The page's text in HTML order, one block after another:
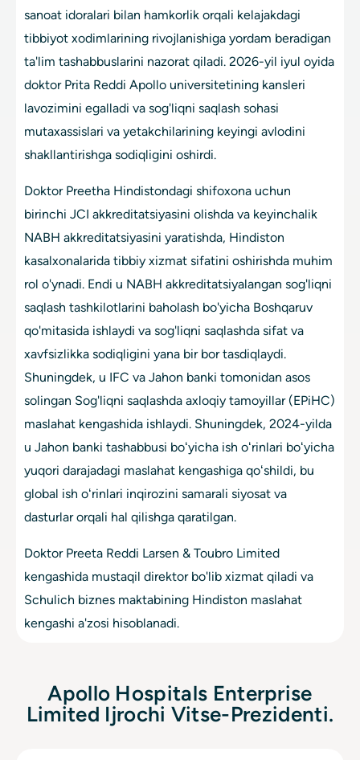
sanoat idoralari bilan hamkorlik orqali kelajakdagi
tibbiyot xodimlarining rivojlanishiga yordam beradigan
ta'lim tashabbuslarini nazorat qiladi. 2026-yil iyul oyida
doktor Prita Reddi Apollo universitetining kansleri
lavozimini egalladi va sog'liqni saqlash sohasi
mutaxassislari va yetakchilarining keyingi avlodini
shakllantirishga sodiqligini oshirdi.
Doktor Preetha Hindistondagi shifoxona uchun
birinchi JCI akkreditatsiyasini olishda va keyinchalik
NABH akkreditatsiyasini yaratishda, Hindiston
kasalxonalarida tibbiy xizmat sifatini oshirishda muhim
rol o'ynadi. Endi u NABH akkreditatsiyalangan sog'liqni
saqlash tashkilotlarini baholash bo'yicha Boshqaruv
qo'mitasida ishlaydi va sog'liqni saqlashda sifat va
xavfsizlikka sodiqligini yana bir bor tasdiqlaydi.
Shuningdek, u IFC va Jahon banki tomonidan asos
solingan Sog'liqni saqlashda axloqiy tamoyillar (EPiHC)
maslahat kengashida ishlaydi. Shuningdek, 2024-yilda
u Jahon banki tashabbusi boʻyicha ish oʻrinlari boʻyicha
yuqori darajadagi maslahat kengashiga qoʻshildi, bu
global ish oʻrinlari inqirozini samarali siyosat va
dasturlar orqali hal qilishga qaratilgan.
Doktor Preeta Reddi Larsen & Toubro Limited
kengashida mustaqil direktor bo'lib xizmat qiladi va
Schulich biznes maktabining Hindiston maslahat
kengashi a'zosi hisoblanadi.
Apollo Hospitals Enterprise
Limited Ijrochi Vitse-Prezidenti.